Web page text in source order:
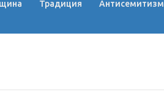
Традиция Антисемитизм